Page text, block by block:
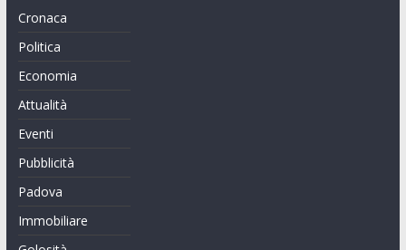
Cronaca
Politica
Economia
Attualità
Eventi
Pubblicità
Padova
Immobiliare